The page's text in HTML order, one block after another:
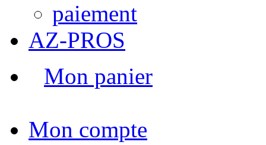
paiement
AZ-PROS
Mon panier
Mon compte